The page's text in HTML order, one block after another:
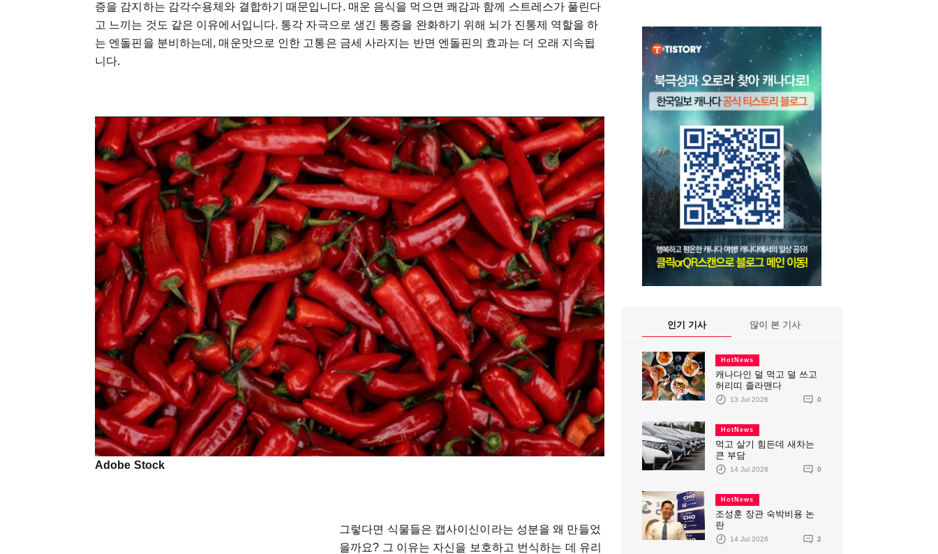
증을 감지하는 감각수용체와 결합하기 때문입니다. 매운 음식을 먹으면 쾌감과 함께 스트레스가 풀린다
고 느끼는 것도 같은 이유에서입니다. 통각 자극으로 생긴 통증을 완화하기 위해 뇌가 진통제 역할을 하
는 엔돌핀을 분비하는데, 매운맛으로 인한 고통은 금세 사라지는 반면 엔돌핀의 효과는 더 오래 지속됩
니다.
Adobe Stock
그렇다면 식물들은 캡사이신이라는 성분을 왜 만들었
을까요? 그 이유는 자신을 보호하고 번식하는 데 유리
인기 기사 많이 본 기사
HotNews
캐나다인 덜 먹고 덜 쓰고
허리띠 졸라맨다
13 Jul 2026 0
HotNews
먹고 살기 힘든데 새차는
큰 부담
14 Jul 2026 0
HotNews
조성훈 장관 숙박비용 논
란
14 Jul 2026 2